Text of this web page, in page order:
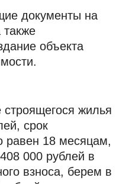
документы на
объекта
жилья
срок
равен 18 месяцам,
000 рублей в
взноса, берем в